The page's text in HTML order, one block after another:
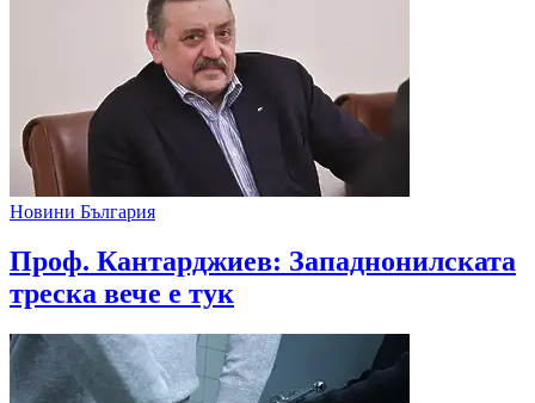
Новини България
Проф. Кантарджиев: Западнонилската
треска вече е тук